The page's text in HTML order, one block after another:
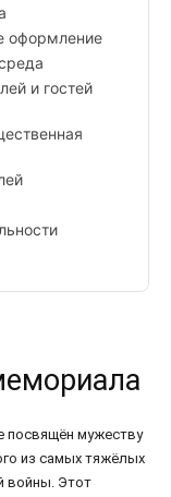
оформление
и гостей
посвящён мужеству
из самых тяжёлых
войны. Этот